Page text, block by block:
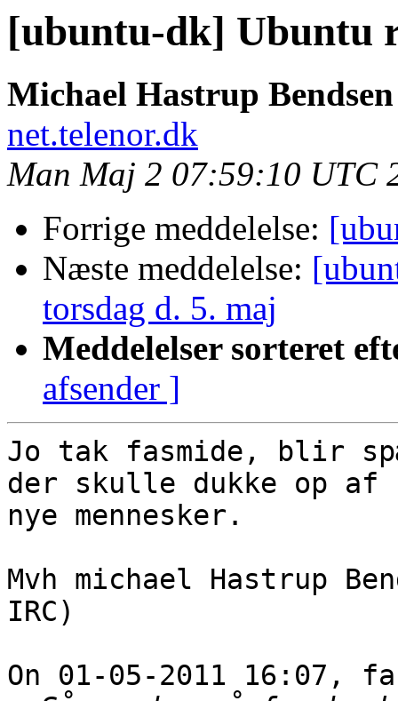
[ubuntu-dk] Ubuntu
Michael Hastrup Bendsen
net.telenor.dk
Man Maj 2 07:59:10 UTC
Forrige meddelelse:
Næste meddelelse:
torsdag d. 5. maj
Meddelelser sorteret
afsender ]
Jo tak fasmide, blir
der skulle dukke op af
nye mennesker.
Mvh michael Hastrup
IRC)
On 01-05-2011 16:07,